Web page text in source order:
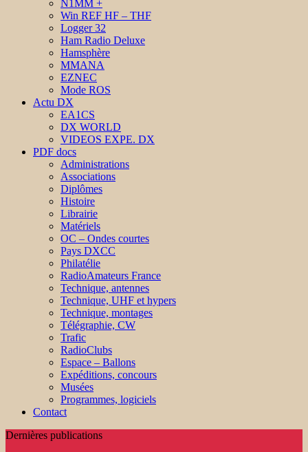
N1MM +
Win REF HF – THF
Logger 32
Ham Radio Deluxe
Hamsphère
MMANA
EZNEC
Mode ROS
Actu DX
EA1CS
DX WORLD
VIDEOS EXPE. DX
PDF docs
Administrations
Associations
Diplômes
Histoire
Librairie
Matériels
OC – Ondes courtes
Pays DXCC
Philatélie
RadioAmateurs France
Technique, antennes
Technique, UHF et hypers
Technique, montages
Télégraphie, CW
Trafic
RadioClubs
Espace – Ballons
Expéditions, concours
Musées
Programmes, logiciels
Contact
Dernières publications